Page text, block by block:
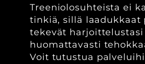
Treeniolosuhteista ei
tinkiä, sillä laadukkaat
tekevät harjoittelustasi
huomattavasti
Voit tutustua